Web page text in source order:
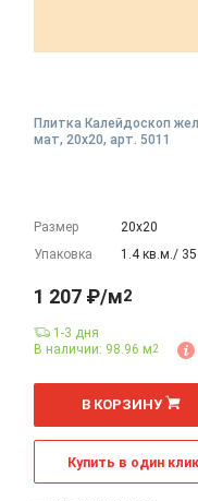
Плитка Калейдоскоп
мат, 20x20, арт. 5011
Размер
20х20
Упаковка
1.4 кв.м./ 35
1 207 ₽/м2
1-3 дня
В наличии: 98.96 м2
м
В КОРЗИНУ
Купить в один клик